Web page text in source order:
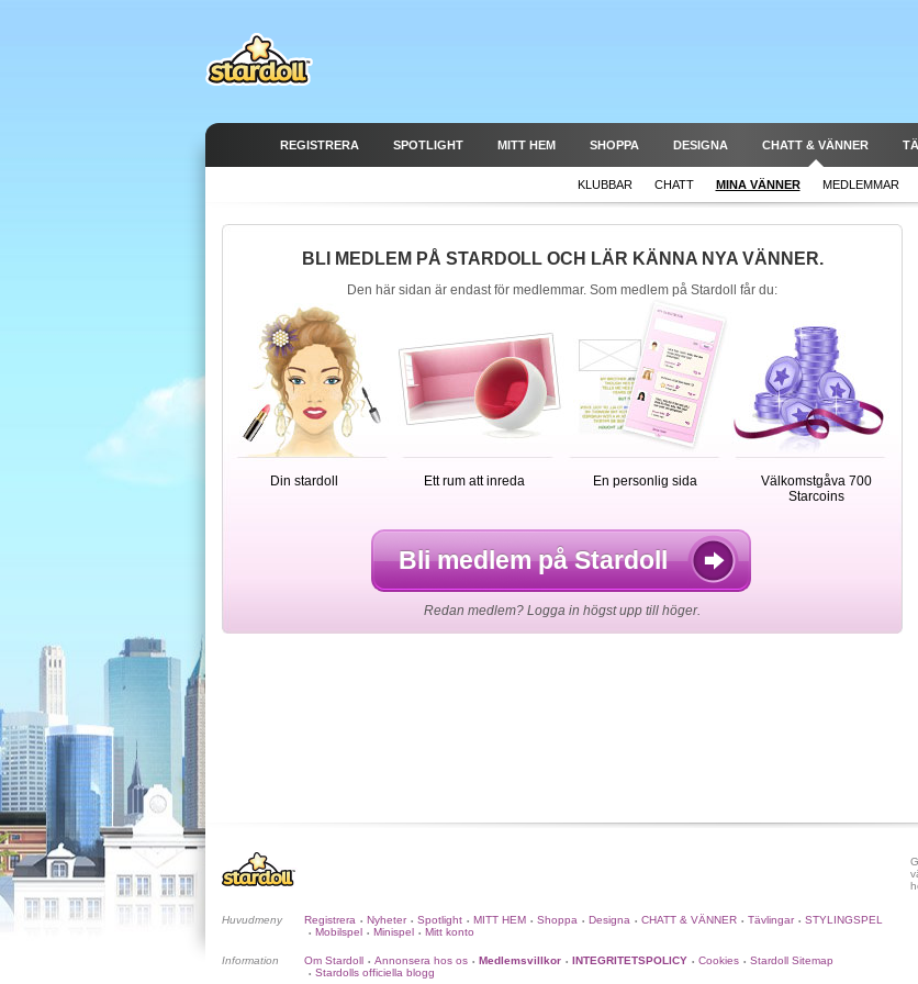
REGISTRERA SPOTLIGHT MITT HEM SHOPPA DESIGNA CHATT & VÄNNER
KLUBBAR CHATT MINA VÄNNER MEDLEMMAR
BLI MEDLEM PÅ STARDOLL OCH LÄR KÄNNA NYA VÄNNER.
Den här sidan är endast för medlemmar. Som medlem på Stardoll får du:
Din stardoll Ett rum att inreda En personlig sida
Välkomstgåva 700
Starcoins
Bli medlem på Stardoll
Redan medlem? Logga in högst upp till höger.
Huvudmeny Registrera • Nyheter • Spotlight • MITT HEM • Shoppa • Designa • CHATT & VÄNNER • Tävlingar • STYLINGSPEL
• Mobilspel • Minispel • Mitt konto
Information Om Stardoll • Annonsera hos os • Medlemsvillkor • INTEGRITETSPOLICY • Cookies • Stardoll Sitemap
• Stardolls officiella blogg